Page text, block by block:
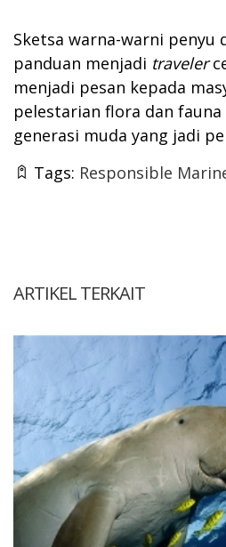
Sketsa warna-warni penyu
panduan menjadi traveler
menjadi pesan kepada
pelestarian flora dan
generasi muda yang jadi
Tags: Responsible
ARTIKEL TERKAIT